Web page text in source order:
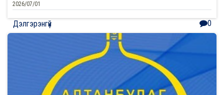
2026/07/01
Дэлгэрэнгүй 0